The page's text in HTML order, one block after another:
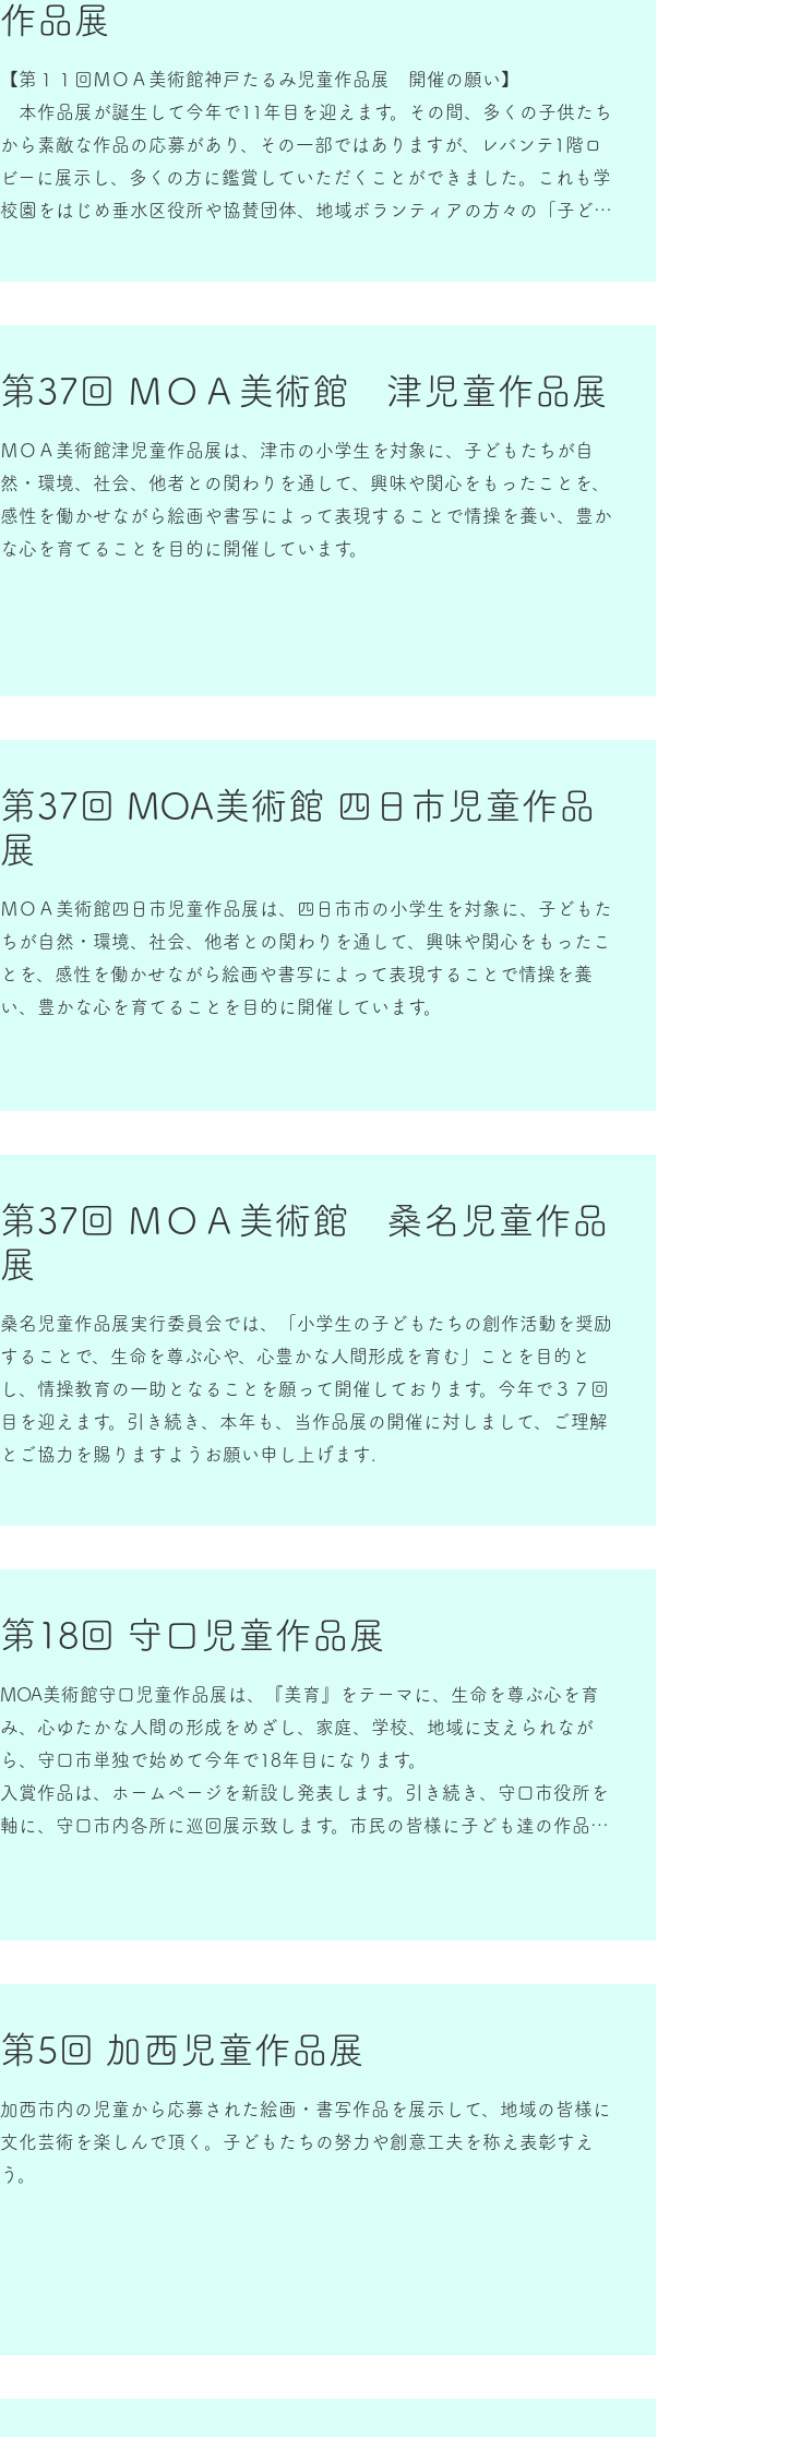
作品展
【第１１回ＭＯＡ美術館神戸たるみ児童作品展 開催の願い】
本作品展が誕生して今年で11年目を迎えます。その間、多くの子供たち
から素敵な作品の応募があり、その一部ではありますが、レバンテ1階ロ
ビーに展示し、多くの方に鑑賞していただくことができました。これも学
校園をはじめ垂水区役所や協賛団体、地域ボランティアの方々の「子ども
しかし、そのような時代だからこそ、子供たちが実際に目前にあるものを
見たり、触れたりすることで心動かされ、自らの豊かな感性や創造力を育
む絵画などの創作活動がより必要ではないかと考えます。そのような活動
を応援したいという地域ボランティアの方の願いが結実したのが本作品展
です。後述の趣旨をご理解いただき、ご協力をよろしくお願いいたしま
す。多くの学校園や絵画教室から子供たちの夢あふれる作品が届くことを
第37回 ＭＯＡ美術館 津児童作品展
ＭＯＡ美術館津児童作品展は、津市の小学生を対象に、子どもたちが自
然・環境、社会、他者との関わりを通して、興味や関心をもったことを、
感性を働かせながら絵画や書写によって表現することで情操を養い、豊か
な心を育てることを目的に開催しています。
第37回 MOA美術館 四日市児童作品
展
ＭＯＡ美術館四日市児童作品展は、四日市市の小学生を対象に、子どもた
ちが自然・環境、社会、他者との関わりを通して、興味や関心をもったこ
とを、感性を働かせながら絵画や書写によって表現することで情操を養
い、豊かな心を育てることを目的に開催しています。
第37回 ＭＯＡ美術館 桑名児童作品
展
桑名児童作品展実行委員会では、「小学生の子どもたちの創作活動を奨励
することで、生命を尊ぶ心や、心豊かな人間形成を育む」ことを目的と
し、情操教育の一助となることを願って開催しております。今年で３７回
目を迎えます。引き続き、本年も、当作品展の開催に対しまして、ご理解
とご協力を賜りますようお願い申し上げます.
第18回 守口児童作品展
MOA美術館守口児童作品展は、『美育』をテーマに、生命を尊ぶ心を育
み、心ゆたかな人間の形成をめざし、家庭、学校、地域に支えられなが
ら、守口市単独で始めて今年で18年目になります。
入賞作品は、ホームページを新設し発表します。引き続き、守口市役所を
軸に、守口市内各所に巡回展示致します。市民の皆様に子ども達の作品を
第5回 加西児童作品展
加西市内の児童から応募された絵画・書写作品を展示して、地域の皆様に
文化芸術を楽しんで頂く。子どもたちの努力や創意工夫を称え表彰すえ
う。